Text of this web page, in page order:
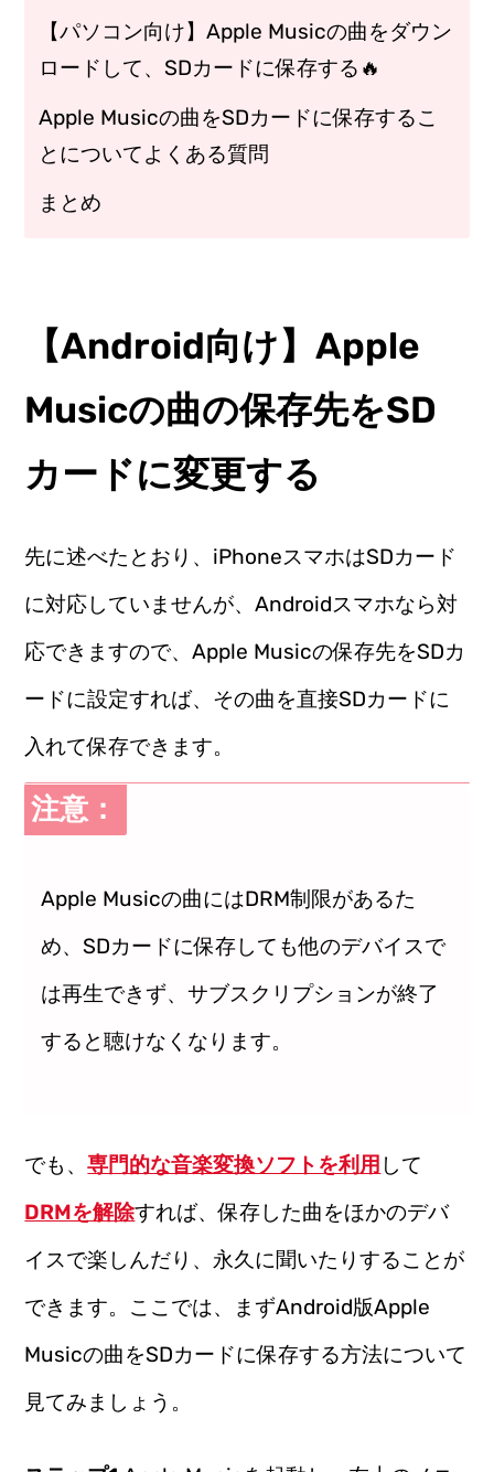
【パソコン向け】Apple Musicの曲をダウン
ロードして、SDカードに保存する🔥
Apple Musicの曲をSDカードに保存するこ
とについてよくある質問
まとめ
【Android向け】Apple
Musicの曲の保存先をSD
カードに変更する
先に述べたとおり、iPhoneスマホはSDカード
に対応していませんが、Androidスマホなら対
応できますので、Apple Musicの保存先をSDカ
ードに設定すれば、その曲を直接SDカードに
入れて保存できます。
注意：
Apple Musicの曲にはDRM制限があるた
め、SDカードに保存しても他のデバイスで
は再生できず、サブスクリプションが終了
すると聴けなくなります。
でも、専門的な音楽変換ソフトを利用 して
DRMを解除すれば、保存した曲をほかのデバ
イスで楽しんだり、永久に聞いたりすることが
できます。ここでは、まずAndroid版Apple
Musicの曲をSDカードに保存する方法について
見てみましょう。